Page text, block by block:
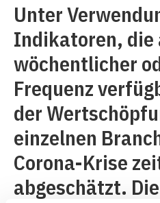
Unter
Indikatoren, die
wöchentlicher
Frequenz
der
einzelnen
Corona-Krise
abgeschätzt.